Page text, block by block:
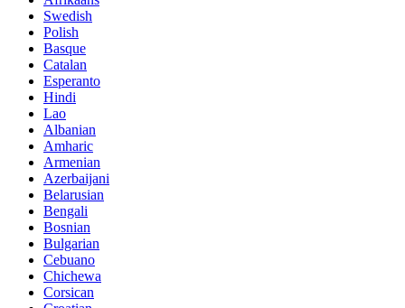
Swedish
Polish
Basque
Catalan
Esperanto
Hindi
Lao
Albanian
Amharic
Armenian
Azerbaijani
Belarusian
Bengali
Bosnian
Bulgarian
Cebuano
Chichewa
Corsican